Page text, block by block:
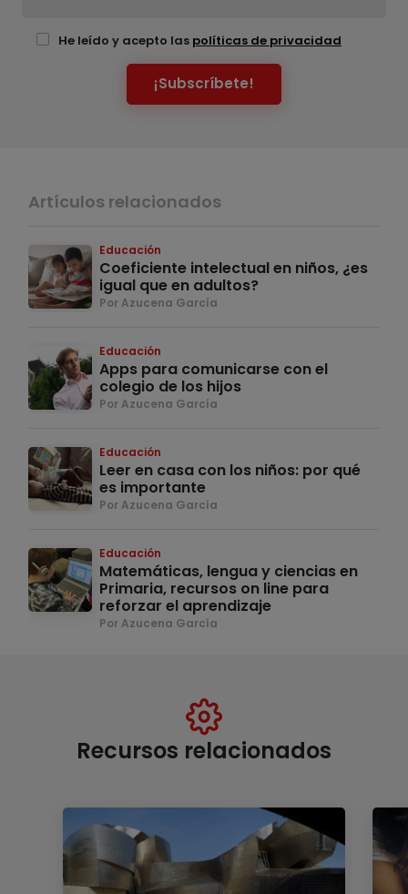
He leído y acepto las políticas de privacidad
¡Subscríbete!
Artículos relacionados
Educación
Coeficiente intelectual en niños, ¿es
igual que en adultos?
Por Azucena García
Educación
Apps para comunicarse con el
colegio de los hijos
Por Azucena García
Educación
Leer en casa con los niños: por qué
es importante
Por Azucena García
Educación
Matemáticas, lengua y ciencias en
Primaria, recursos on line para
reforzar el aprendizaje
Por Azucena García
Recursos relacionados